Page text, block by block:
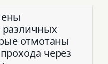
отмотаны
через